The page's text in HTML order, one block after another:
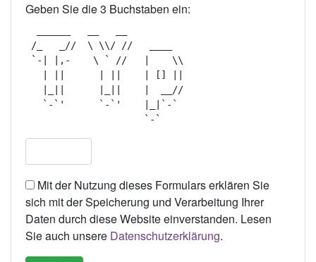
Geben Sie die 3 Buchstaben ein:
/_   _//  \ \\/ //   ____
`-| |,-    \ ` //   |    \\
   | ||      | ||    | [] ||
   |_||      |_||    |  __//
   `-`'      `-`'    |_|`-`
Mit der Nutzung dieses Formulars erklären Sie
sich mit der Speicherung und Verarbeitung Ihrer
Daten durch diese Website einverstanden. Lesen
Sie auch unsere Datenschutzerklärung.